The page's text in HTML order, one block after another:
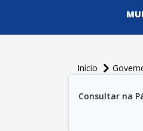
Início
Consultar na